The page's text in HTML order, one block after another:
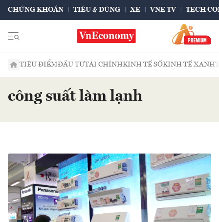
CHỨNG KHOÁN TIÊU & DÙNG XE VNE TV TECH
TIÊU ĐIỂMĐẦU TƯTÀI CHÍNHKINH TẾ SỐKINH TẾ XANH
công suất làm lạnh